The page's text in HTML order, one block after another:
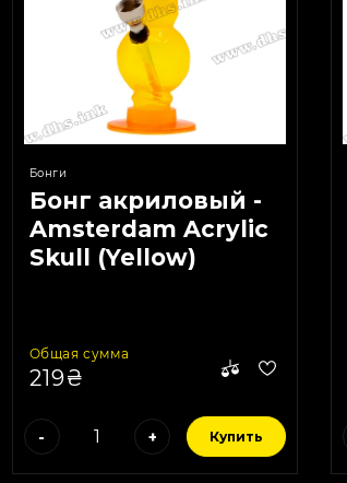
Бонги
Бонг акриловый -
Amsterdam Acrylic
Skull (Yellow)
Общая сумма
219₴
- + Купить